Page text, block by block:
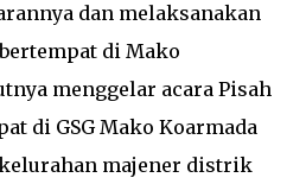
dan melaksanakan
di Mako
menggelar acara Pisah
di GSG Mako Koarmada
majener distrik